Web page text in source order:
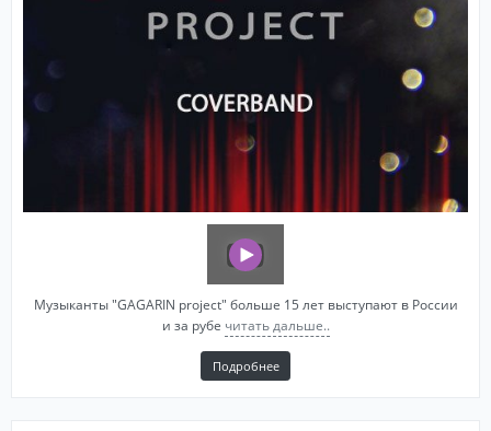
Музыканты "GAGARIN project" больше 15 лет выступают в России
и за рубе читать дальше..
Подробнее